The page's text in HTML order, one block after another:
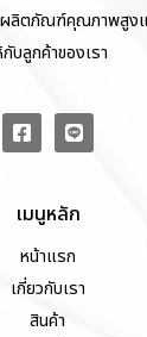
ผลิตภัณฑ์คุณภาพสูง
บลูกค้าของเรา
เมนูหลัก
หน้าแรก
เกี่ยวกับเรา
สินค้า